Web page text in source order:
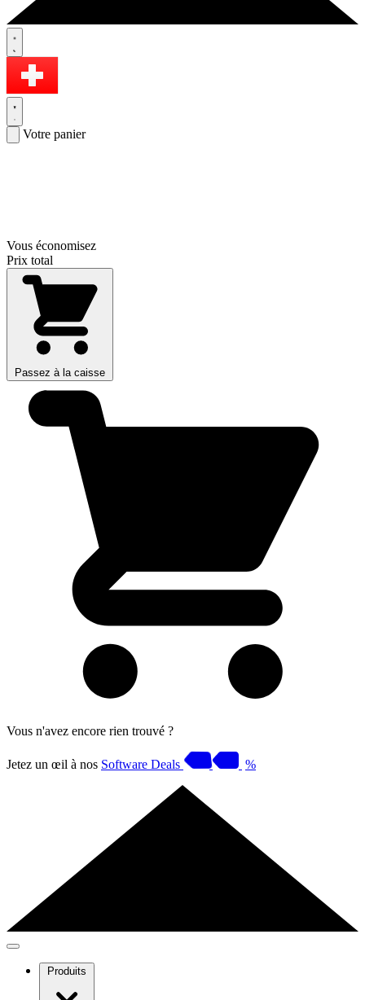
Votre panier
Vous économisez
Prix total
Passez à la caisse
Vous n'avez encore rien trouvé ?
Jetez un œil à nos Software Deals %
Produits